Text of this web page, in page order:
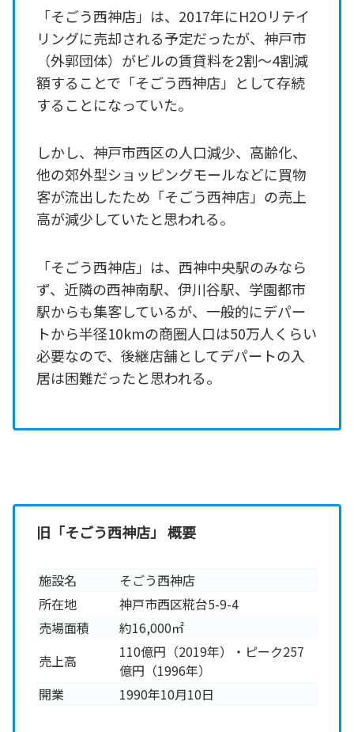
「そごう西神店」は、2017年にH2Oリテイ
リングに売却される予定だったが、神戸市
（外郭団体）がビルの賃貸料を2割～4割減
額することで「そごう西神店」として存続
することになっていた。
しかし、神戸市西区の人口減少、高齢化、
他の郊外型ショッピングモールなどに買物
客が流出したため「そごう西神店」の売上
高が減少していたと思われる。
「そごう西神店」は、西神中央駅のみなら
ず、近隣の西神南駅、伊川谷駅、学園都市
駅からも集客しているが、一般的にデパー
トから半径10kmの商圏人口は50万人くらい
必要なので、後継店舗としてデパートの入
居は困難だったと思われる。
旧「そごう西神店」 概要
施設名
そごう西神店
所在地
神戸市西区糀台5-9-4
売場面積
約16,000㎡
売上高
110億円（2019年）・ピーク257
億円（1996年）
開業
1990年10月10日